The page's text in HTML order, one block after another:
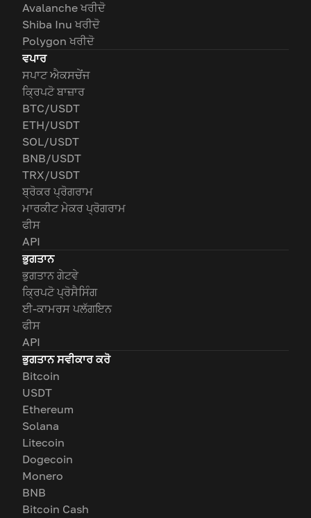
Avalanche ਖਰੀਦੋ
Shiba Inu ਖਰੀਦੋ
Polygon ਖਰੀਦੋ
ਵਪਾਰ
ਸਪਾਟ ਐਕਸਚੇਂਜ
ਕ੍ਰਿਪਟੋ ਬਾਜ਼ਾਰ
BTC/USDT
ETH/USDT
SOL/USDT
BNB/USDT
TRX/USDT
ਬ੍ਰੋਕਰ ਪ੍ਰੋਗਰਾਮ
ਮਾਰਕੀਟ ਮੇਕਰ ਪ੍ਰੋਗਰਾਮ
ਫੀਸ
API
ਭੁਗਤਾਨ
ਭੁਗਤਾਨ ਗੇਟਵੇ
ਕ੍ਰਿਪਟੋ ਪ੍ਰੋਸੈਸਿੰਗ
ਈ-ਕਾਮਰਸ ਪਲੱਗਇਨ
ਫੀਸ
API
ਭੁਗਤਾਨ ਸਵੀਕਾਰ ਕਰੋ
Bitcoin
USDT
Ethereum
Solana
Litecoin
Dogecoin
Monero
BNB
Bitcoin Cash